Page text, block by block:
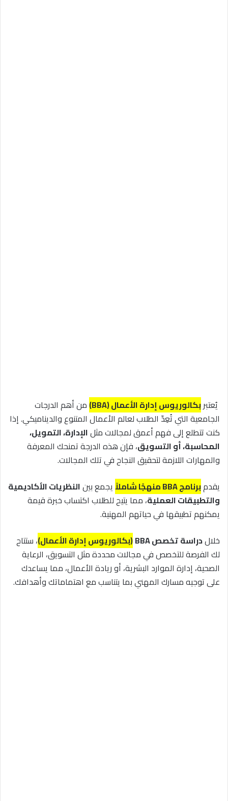
يُعتبربكالوريوس إدارة الأعمال (BBA)
من أهم الدرجات
الجامعية التي تُعِدّ الطلاب لعالم الأعمال المتنوع والديناميكي. إذا
كنت تتطلع إلى فهم أعمق لمجالات مثلالإدارة، التمويل،
المحاسبة، أو التسويق، فإن هذه الدرجة تمنحك المعرفة
والمهارات اللازمة لتحقيق النجاح في تلك المجالات.
يقدمبرنامج BBA منهجًا شاملاً يجمع بينالنظريات الأكاديمية
والتطبيقات العملية، مما يتيح للطلاب اكتساب خبرة قيمة
يمكنهم تطبيقها في حياتهم المهنية.
خلالدراسةتخصص BBA (بكالوريوس إدارة الأعمال)، ستتاح
لك الفرصة للتخصص في مجالات محددة مثل التسويق، الرعاية
الصحية، إدارة الموارد البشرية، أو ريادة الأعمال، مما يساعدك
على توجيه مسارك المهني بما يتناسب مع اهتماماتك وأهدافك.